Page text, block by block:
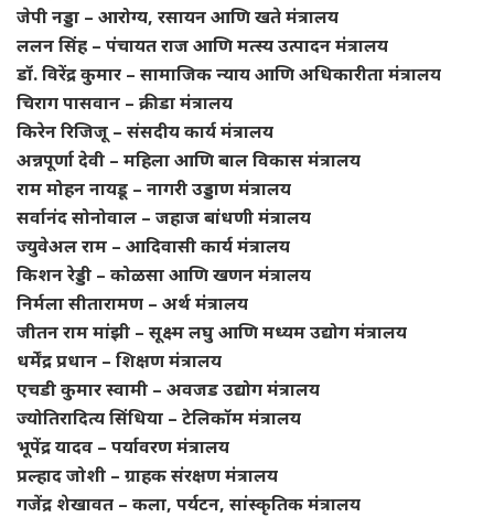
जेपी नड्डा – आरोग्य, रसायन आणि खते मंत्रालय
ललन सिंह – पंचायत राज आणि मत्स्य उत्पादन मंत्रालय
डॉ. विरेंद्र कुमार – सामाजिक न्याय आणि अधिकारीता मंत्रालय
चिराग पासवान – क्रीडा मंत्रालय
किरेन रिजिजू – संसदीय कार्य मंत्रालय
अन्नपूर्णा देवी – महिला आणि बाल विकास मंत्रालय
राम मोहन नायडू – नागरी उड्डाण मंत्रालय
सर्वानंद सोनोवाल – जहाज बांधणी मंत्रालय
ज्युवेअल राम – आदिवासी कार्य मंत्रालय
किशन रेड्डी – कोळसा आणि खणन मंत्रालय
निर्मला सीतारामण – अर्थ मंत्रालय
जीतन राम मांझी – सूक्ष्म लघु आणि मध्यम उद्योग मंत्रालय
धर्मेंद्र प्रधान – शिक्षण मंत्रालय
एचडी कुमार स्वामी – अवजड उद्योग मंत्रालय
ज्योतिरादित्य सिंधिया – टेलिकॉम मंत्रालय
भूपेंद्र यादव – पर्यावरण मंत्रालय
प्रल्हाद जोशी – ग्राहक संरक्षण मंत्रालय
गजेंद्र शेखावत – कला, पर्यटन, सांस्कृतिक मंत्रालय